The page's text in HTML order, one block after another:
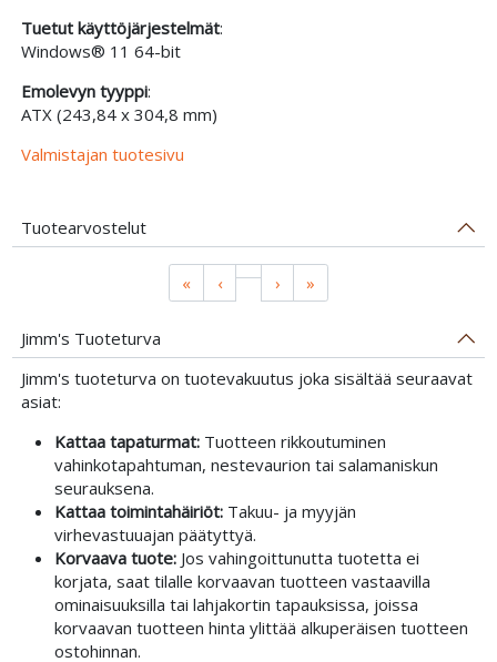
Tuetut käyttöjärjestelmät:
Windows® 11 64-bit
Emolevyn tyyppi:
ATX (243,84 x 304,8 mm)
Valmistajan tuotesivu
Tuotearvostelut
« ‹ › »
Jimm's Tuoteturva
Jimm's tuoteturva on tuotevakuutus joka sisältää seuraavat
asiat:
Kattaa tapaturmat:Tuotteen rikkoutuminen
vahinkotapahtuman, nestevaurion tai salamaniskun
seurauksena.
Kattaa toimintahäiriöt:Takuu- ja myyjän
virhevastuuajan päätyttyä.
Korvaava tuote:Jos vahingoittunutta tuotetta ei
korjata, saat tilalle korvaavan tuotteen vastaavilla
ominaisuuksilla tai lahjakortin tapauksissa, joissa
korvaavan tuotteen hinta ylittää alkuperäisen tuotteen
ostohinnan.